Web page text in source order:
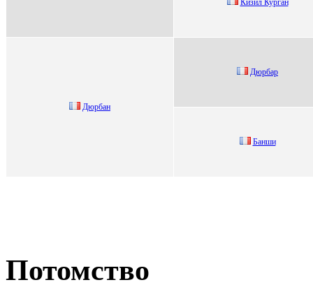
Дюpбан
Дюpбap
Бaнши
Потомство